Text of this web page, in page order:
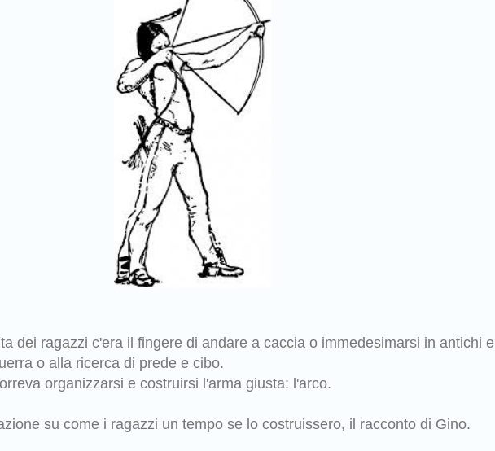
dei ragazzi c'era il fingere di andare a caccia o immedesimarsi in antichi e
o alla ricerca di prede e cibo.
organizzarsi e costruirsi l'arma giusta: l'arco.
su come i ragazzi un tempo se lo costruissero, il racconto di Gino.